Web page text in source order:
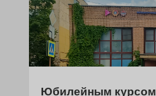
Юбилейным курсом